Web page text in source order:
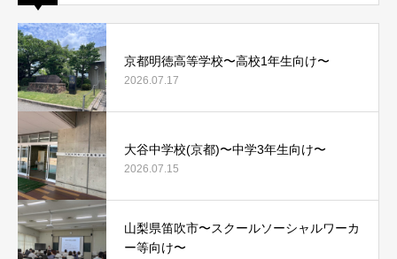
京都明徳高等学校〜高校1年生向け〜
2026.07.17
大谷中学校(京都)〜中学3年生向け〜
2026.07.15
山梨県笛吹市〜スクールソーシャルワーカ
ー等向け〜